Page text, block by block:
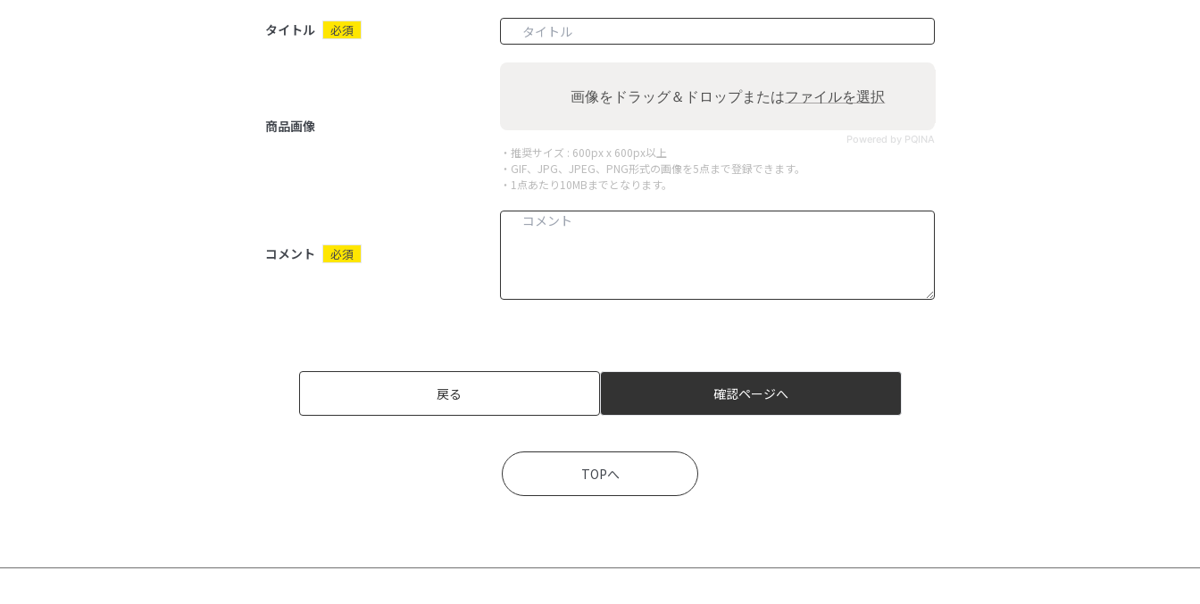
タイトル 必須
商品画像
Powered by PQINA
画像をドラッグ＆ドロップまたはファイルを選択
・推奨サイズ : 600px x 600px以上
・GIF、JPG、JPEG、PNG形式の画像を5点まで登録できます。
・1点あたり10MBまでとなります。
コメント 必須
戻る 確認ページへ
TOPへ